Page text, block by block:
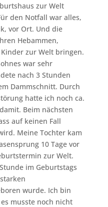
zur Welt
den Notfall war alles,
vor Ort. Und die
Hebammen,
zur Welt bringen.
war sehr
nach 3 Stunden
Dammschnitt. Durch
hatte ich noch ca.
Beim nächsten
auf keinen Fall
Meine Tochter kam
10 Tage vor
zur Welt.
im Geburtstags
wurde. Ich bin
musste noch nicht